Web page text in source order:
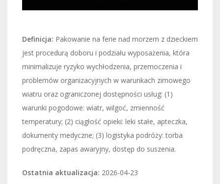
Definicja: Pakowanie na ferie nad morzem z dzieckiem
jest procedurą doboru i podziału wyposażenia, która
minimalizuje ryzyko wychłodzenia, przemoczenia i
problemów organizacyjnych w warunkach zimowego
wiatru oraz ograniczonej dostępności usług: (1)
warunki pogodowe: wiatr, wilgoć, zmienność
temperatury; (2) ciągłość opieki: leki stałe, apteczka,
dokumenty medyczne; (3) logistyka podróży: torba
podręczna, zapas awaryjny, dostęp do suszenia.
Ostatnia aktualizacja: 2026-04-23